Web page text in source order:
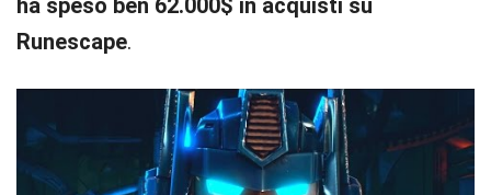
ha speso ben 62.000$ in acquisti su
Runescape.